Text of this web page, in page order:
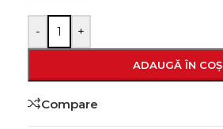
- +
ADAUGĂ ÎN COȘ
Compare